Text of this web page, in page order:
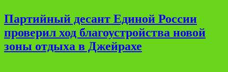
Партийный десант Единой России
проверил ход благоустройства новой
зоны отдыха в Джейрахе